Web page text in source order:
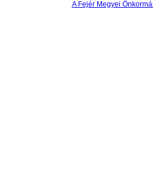
A Fejér Megyei